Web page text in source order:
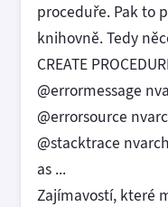
proceduře. Pak to
knihovně. Tedy
CREATE
@errormessage
@errorsource
@stacktrace
as ...
Zajímavostí, které